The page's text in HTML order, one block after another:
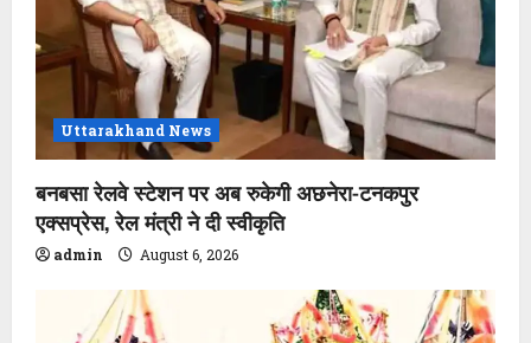
Uttarakhand News
बनबसा रेलवे स्टेशन पर अब रुकेगी अछनेरा-टनकपुर
एक्सप्रेस, रेल मंत्री ने दी स्वीकृति
admin August 6, 2026